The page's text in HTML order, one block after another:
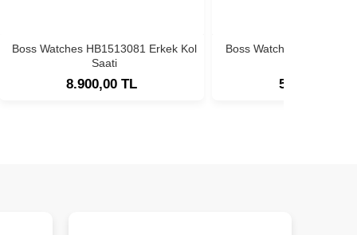
Boss Watches HB1513081 Erkek Kol
Saati
8.900,00 TL
Boss Watches
5.900,00 TL